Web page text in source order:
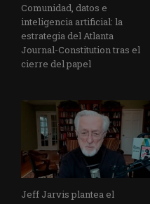
Comunidad, datos e
inteligencia artificial: la
estrategia del Atlanta
Journal-Constitution tras el
cierre del papel
Jeff Jarvis plantea el